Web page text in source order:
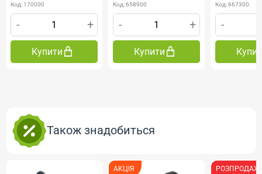
Код: 170000
- +
Купити
Код: 658900
- +
Купити
Код: 667300
-
Також знадобиться
АКЦІЯ РОЗПРОДАЖ